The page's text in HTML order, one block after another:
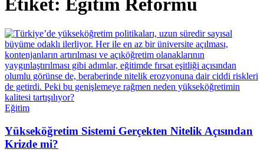
Etiket: Eğitim Reformu
Eğitim
Yükseköğretim Sistemi Gerçekten Nitelik Açısından
Krizde mi?